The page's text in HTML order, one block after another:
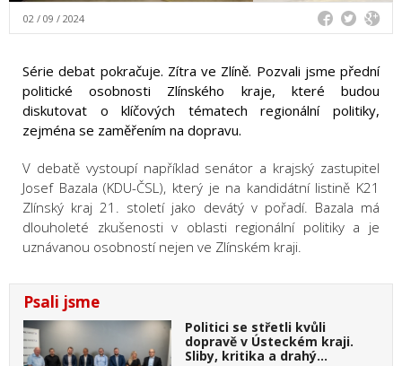
02 / 09 / 2024
Série debat pokračuje. Zítra ve Zlíně. Pozvali jsme přední
politické osobnosti Zlínského kraje, které budou
diskutovat o klíčových tématech regionální politiky,
zejména se zaměřením na dopravu.
V debatě vystoupí například senátor a krajský zastupitel
Josef Bazala (KDU-ČSL), který je na kandidátní listině K21
Zlínský kraj 21. století jako devátý v pořadí. Bazala má
dlouholeté zkušenosti v oblasti regionální politiky a je
uznávanou osobností nejen ve Zlínském kraji.
Psali jsme
Politici se střetli kvůli
dopravě v Ústeckém kraji.
Sliby, kritika a drahý…